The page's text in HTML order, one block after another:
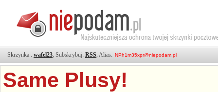
Skrzynka : wafel23, Subskrybuj: RSS, Alias:
Same Plusy!